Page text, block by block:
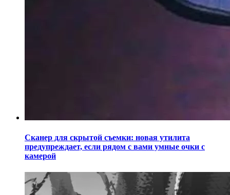
Сканер для скрытой съемки: новая утилита
предупреждает, если рядом с вами умные очки с
камерой